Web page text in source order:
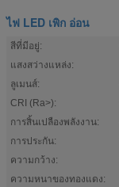
ไฟ LED เพิก อ่อน
สีที่มีอยู่:
แสงสว่างแหล่ง:
ลูเมนส์:
CRI (Ra>):
การสิ้นเปลืองพลังงาน:
การประกัน:
ความกว้าง:
ความหนาของทองแดง: